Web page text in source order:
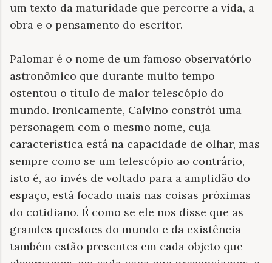
um texto da maturidade que percorre a vida, a
obra e o pensamento do escritor.
Palomar é o nome de um famoso observatório
astronômico que durante muito tempo
ostentou o título de maior telescópio do
mundo. Ironicamente, Calvino constrói uma
personagem com o mesmo nome, cuja
característica está na capacidade de olhar, mas
sempre como se um telescópio ao contrário,
isto é, ao invés de voltado para a amplidão do
espaço, está focado mais nas coisas próximas
do cotidiano. É como se ele nos disse que as
grandes questões do mundo e da existência
também estão presentes em cada objeto que